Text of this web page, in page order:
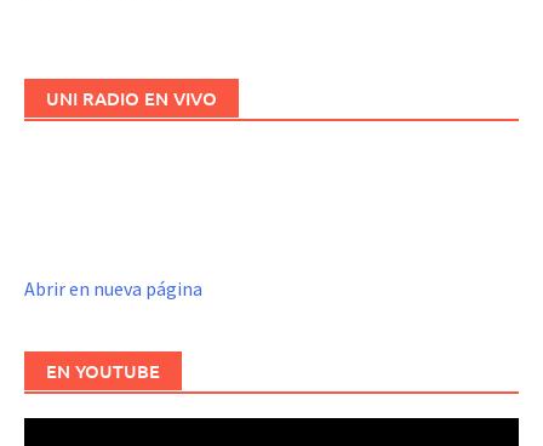
UNI RADIO EN VIVO
Abrir en nueva página
EN YOUTUBE